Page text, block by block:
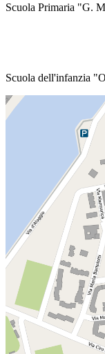
Scuola Primaria "G.
Scuola dell'infanzia